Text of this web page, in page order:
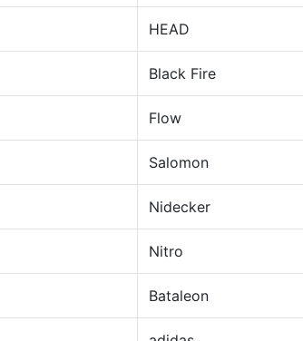
HEAD
Black Fire
Flow
Salomon
Nidecker
Nitro
Bataleon